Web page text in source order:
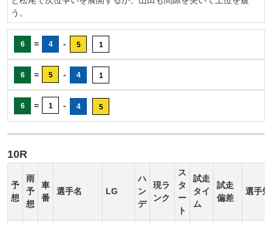
う。
6 = 4 - 5 1
6 = 5 - 4 1
6 = 1 - 4 5
10R
予
想
雨
予
想
車
番
選手名 LG
ハ
ン
デ
現ラ
ンク
ス
タ
ー
ト
試走
タイ
ム
試走
偏差
選手